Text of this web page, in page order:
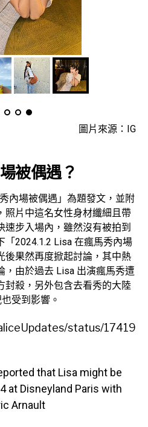
圖片來源：IG
被偶遇？
內場被偶遇」為題發文，並附
照片中這名女性身材纖細且帶
速步入場內，雖然沒有被拍到
「2024.1.2 Lisa 在瘋馬秀內場
後果然再度掀起討論，其中熱
，由於過去 Lisa 出演瘋馬秀遭
封殺，另外包含去看秀的大陸
受到影響。
status/17419
that Lisa might be
at Disneyland Paris with
Arnault